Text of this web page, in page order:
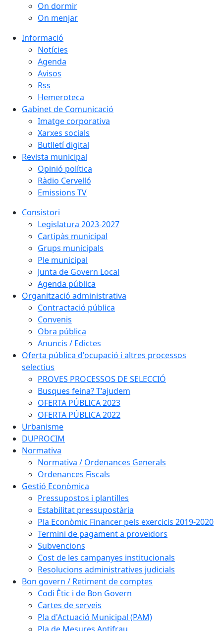
On dormir
On menjar
Informació
Notícies
Agenda
Avisos
Rss
Hemeroteca
Gabinet de Comunicació
Imatge corporativa
Xarxes socials
Butlletí digital
Revista municipal
Opinió política
Ràdio Cervelló
Emissions TV
Consistori
Legislatura 2023-2027
Cartipàs municipal
Grups municipals
Ple municipal
Junta de Govern Local
Agenda pública
Organització administrativa
Contractació pública
Convenis
Obra pública
Anuncis / Edictes
Oferta pública d'ocupació i altres processos
selectius
PROVES PROCESSOS DE SELECCIÓ
Busques feina? T'ajudem
OFERTA PÚBLICA 2023
OFERTA PÚBLICA 2022
Urbanisme
DUPROCIM
Normativa
Normativa / Ordenances Generals
Ordenances Fiscals
Gestió Econòmica
Pressupostos i plantilles
Estabilitat pressupostària
Pla Econòmic Financer pels exercicis 2019-2020
Termini de pagament a proveïdors
Subvencions
Cost de les campanyes institucionals
Resolucions administratives judicials
Bon govern / Retiment de comptes
Codi Ètic i de Bon Govern
Cartes de serveis
Pla d'Actuació Municipal (PAM)